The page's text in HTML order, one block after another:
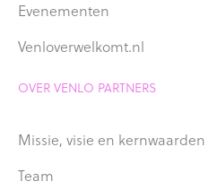
Evenementen
Venloverwelkomt.nl
OVER VENLO PARTNERS
Missie, visie en kernwaarden
Team